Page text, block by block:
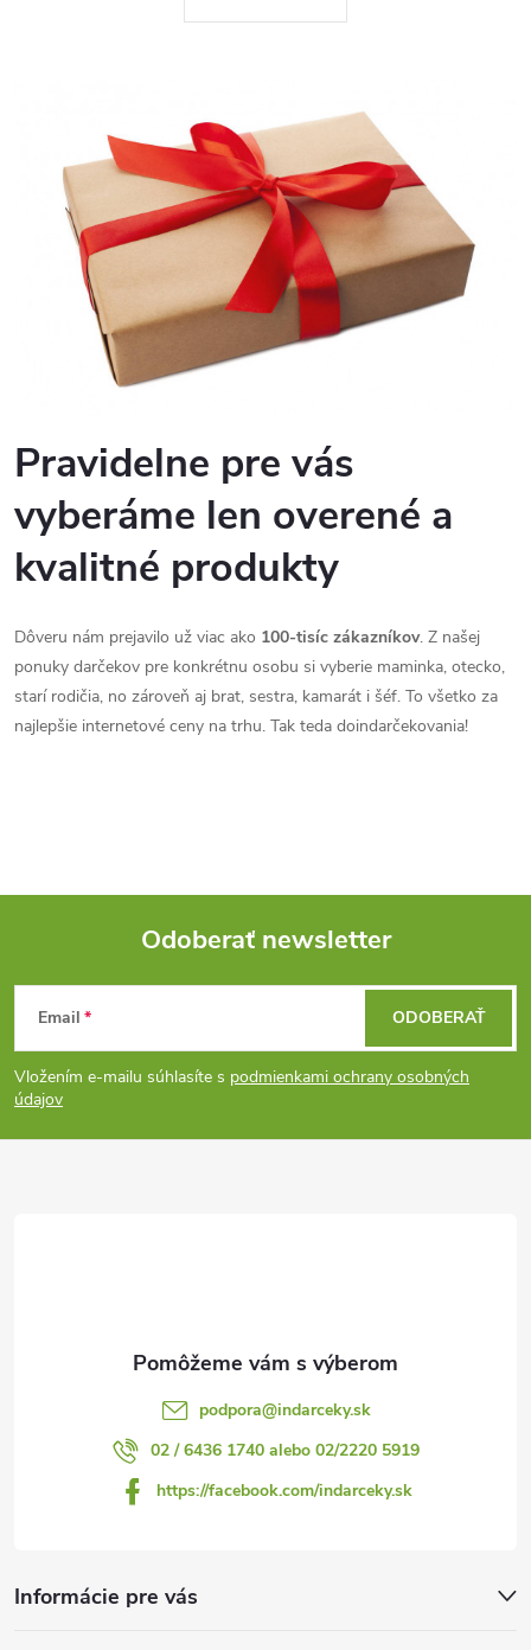
Pravidelne pre vás
vyberáme len overené a
kvalitné produkty
Dôveru nám prejavilo už viac ako 100-tisíc zákazníkov. Z našej
ponuky darčekov pre konkrétnu osobu si vyberie maminka, otecko,
starí rodičia, no zároveň aj brat, sestra, kamarát i šéf. To všetko za
najlepšie internetové ceny na trhu. Tak teda doindarčekovania!
Z
á
p
Odoberať newsletter
Email
Vložením e-mailu súhlasíte s podmienkami ochrany osobných
údajov
ODOBERAŤ
podpora@indarceky.sk
02 / 6436 1740 alebo 02/2220 5919
https://facebook.com/indarceky.sk
Informácie pre vás